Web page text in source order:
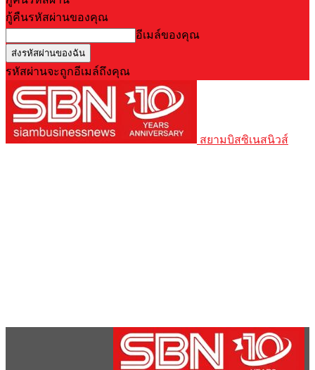
กู้คืนรหัสผ่านของคุณ
อีเมล์ของคุณ
รหัสผ่านจะถูกอีเมล์ถึงคุณ
สยามบิสซิเนสนิวส์